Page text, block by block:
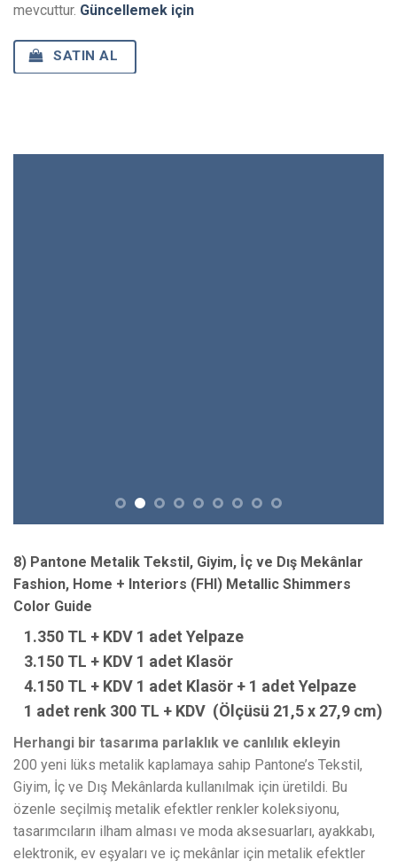
mevcuttur. Güncellemek için
SATIN AL
8) Pantone Metalik Tekstil, Giyim, İç ve Dış Mekânlar
Fashion, Home + Interiors (FHI) Metallic Shimmers
Color Guide
1.350 TL + KDV 1 adet Yelpaze
3.150 TL + KDV 1 adet Klasör
4.150 TL + KDV 1 adet Klasör + 1 adet Yelpaze
1 adet renk 300 TL + KDV (Ölçüsü 21,5 x 27,9 cm)
Herhangi bir tasarıma parlaklık ve canlılık ekleyin
200 yeni lüks metalik kaplamaya sahip Pantone’s Tekstil,
Giyim, İç ve Dış Mekânlarda kullanılmak için üretildi. Bu
özenle seçilmiş metalik efektler renkler koleksiyonu,
tasarımcıların ilham alması ve moda aksesuarları, ayakkabı,
elektronik, ev eşyaları ve iç mekânlar için metalik efektler